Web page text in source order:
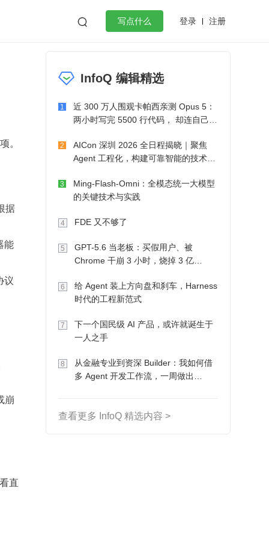
 写点什么 登录 注册
微服务架构 flutter
。
据
能
议
崩
直
InfoQ 编辑精选
1
近 300 万人围观卡帕西亲测 Opus 5：
两小时写完 5500 行代码， 却连自己写
2
AICon 深圳 2026 全日程揭晓｜聚焦
Agent 工程化，构建可靠智能的技术路
3
Ming-Flash-Omni：全模态统一大模型
的关键技术与实践
4 FDE 又不够了
5
GPT-5.6 当老板：买假用户、被
Chrome 干崩 3 小时，烧掉 3 亿
6
给 Agent 装上方向盘和刹车，Harness
时代的工程新范式
7
下一个国民级 AI 产品，或许就诞生于
一人之手
8
从金融专业到资深 Builder：我如何借
多 Agent 开发工作流，一周做出
查看更多 InfoQ 精选内容 >